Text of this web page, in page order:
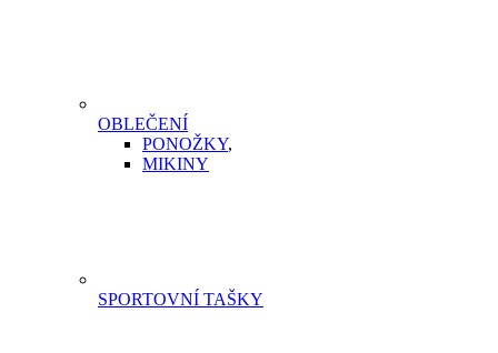
OBLEČENÍ
PONOŽKY,
MIKINY
SPORTOVNÍ TAŠKY